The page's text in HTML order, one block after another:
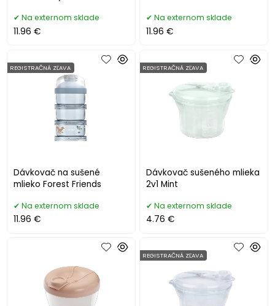
Na externom sklade
11.96 €
Na externom sklade
11.96 €
Dávkovač na sušené
mlieko Forest Friends
REGISTRAČNÁ ZĽAVA
Na externom sklade
11.96 €
Dávkovač sušeného mlieka
2v1 Mint
REGISTRAČNÁ ZĽAVA
Na externom sklade
4.76 €
REGISTRAČNÁ ZĽAVA